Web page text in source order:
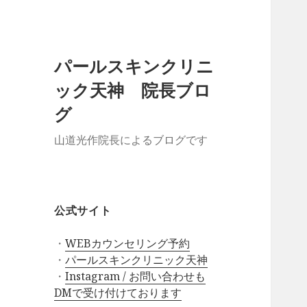
パールスキンクリニ
ック天神 院長ブロ
グ
山道光作院長によるブログです
公式サイト
・WEBカウンセリング予約
・パールスキンクリニック天神
・Instagram / お問い合わせも
DMで受け付けております